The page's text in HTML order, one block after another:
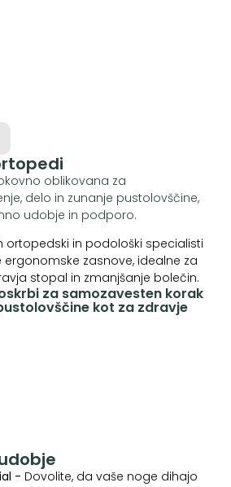
oblikovana za
delo in zunanje pustolovščine,
udobje in podporo.
ortopedski in podološki specialisti
ergonomske zasnove, idealne za
stopal in zmanjšanje bolečin.
za samozavesten korak
kot za zdravje
- Dovolite, da vaše noge dihajo